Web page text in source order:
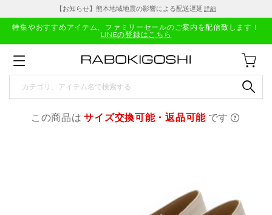
【お知らせ】熊本地域地震の影響による配送遅延 詳細
特集やおすすめアイテム、ファミリーセールのご案内を配信致します！
LINEの登録はこちら
この商品はサイズ交換可能・返品可能 です